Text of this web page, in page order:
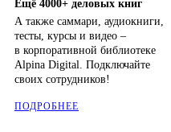
Ещё 4000+ деловых книг
А также саммари, аудиокниги,
тесты, курсы и видео –
в корпоративной библиотеке
Alpina Digital. Подключайте
своих сотрудников!
ПОДРОБНЕЕ